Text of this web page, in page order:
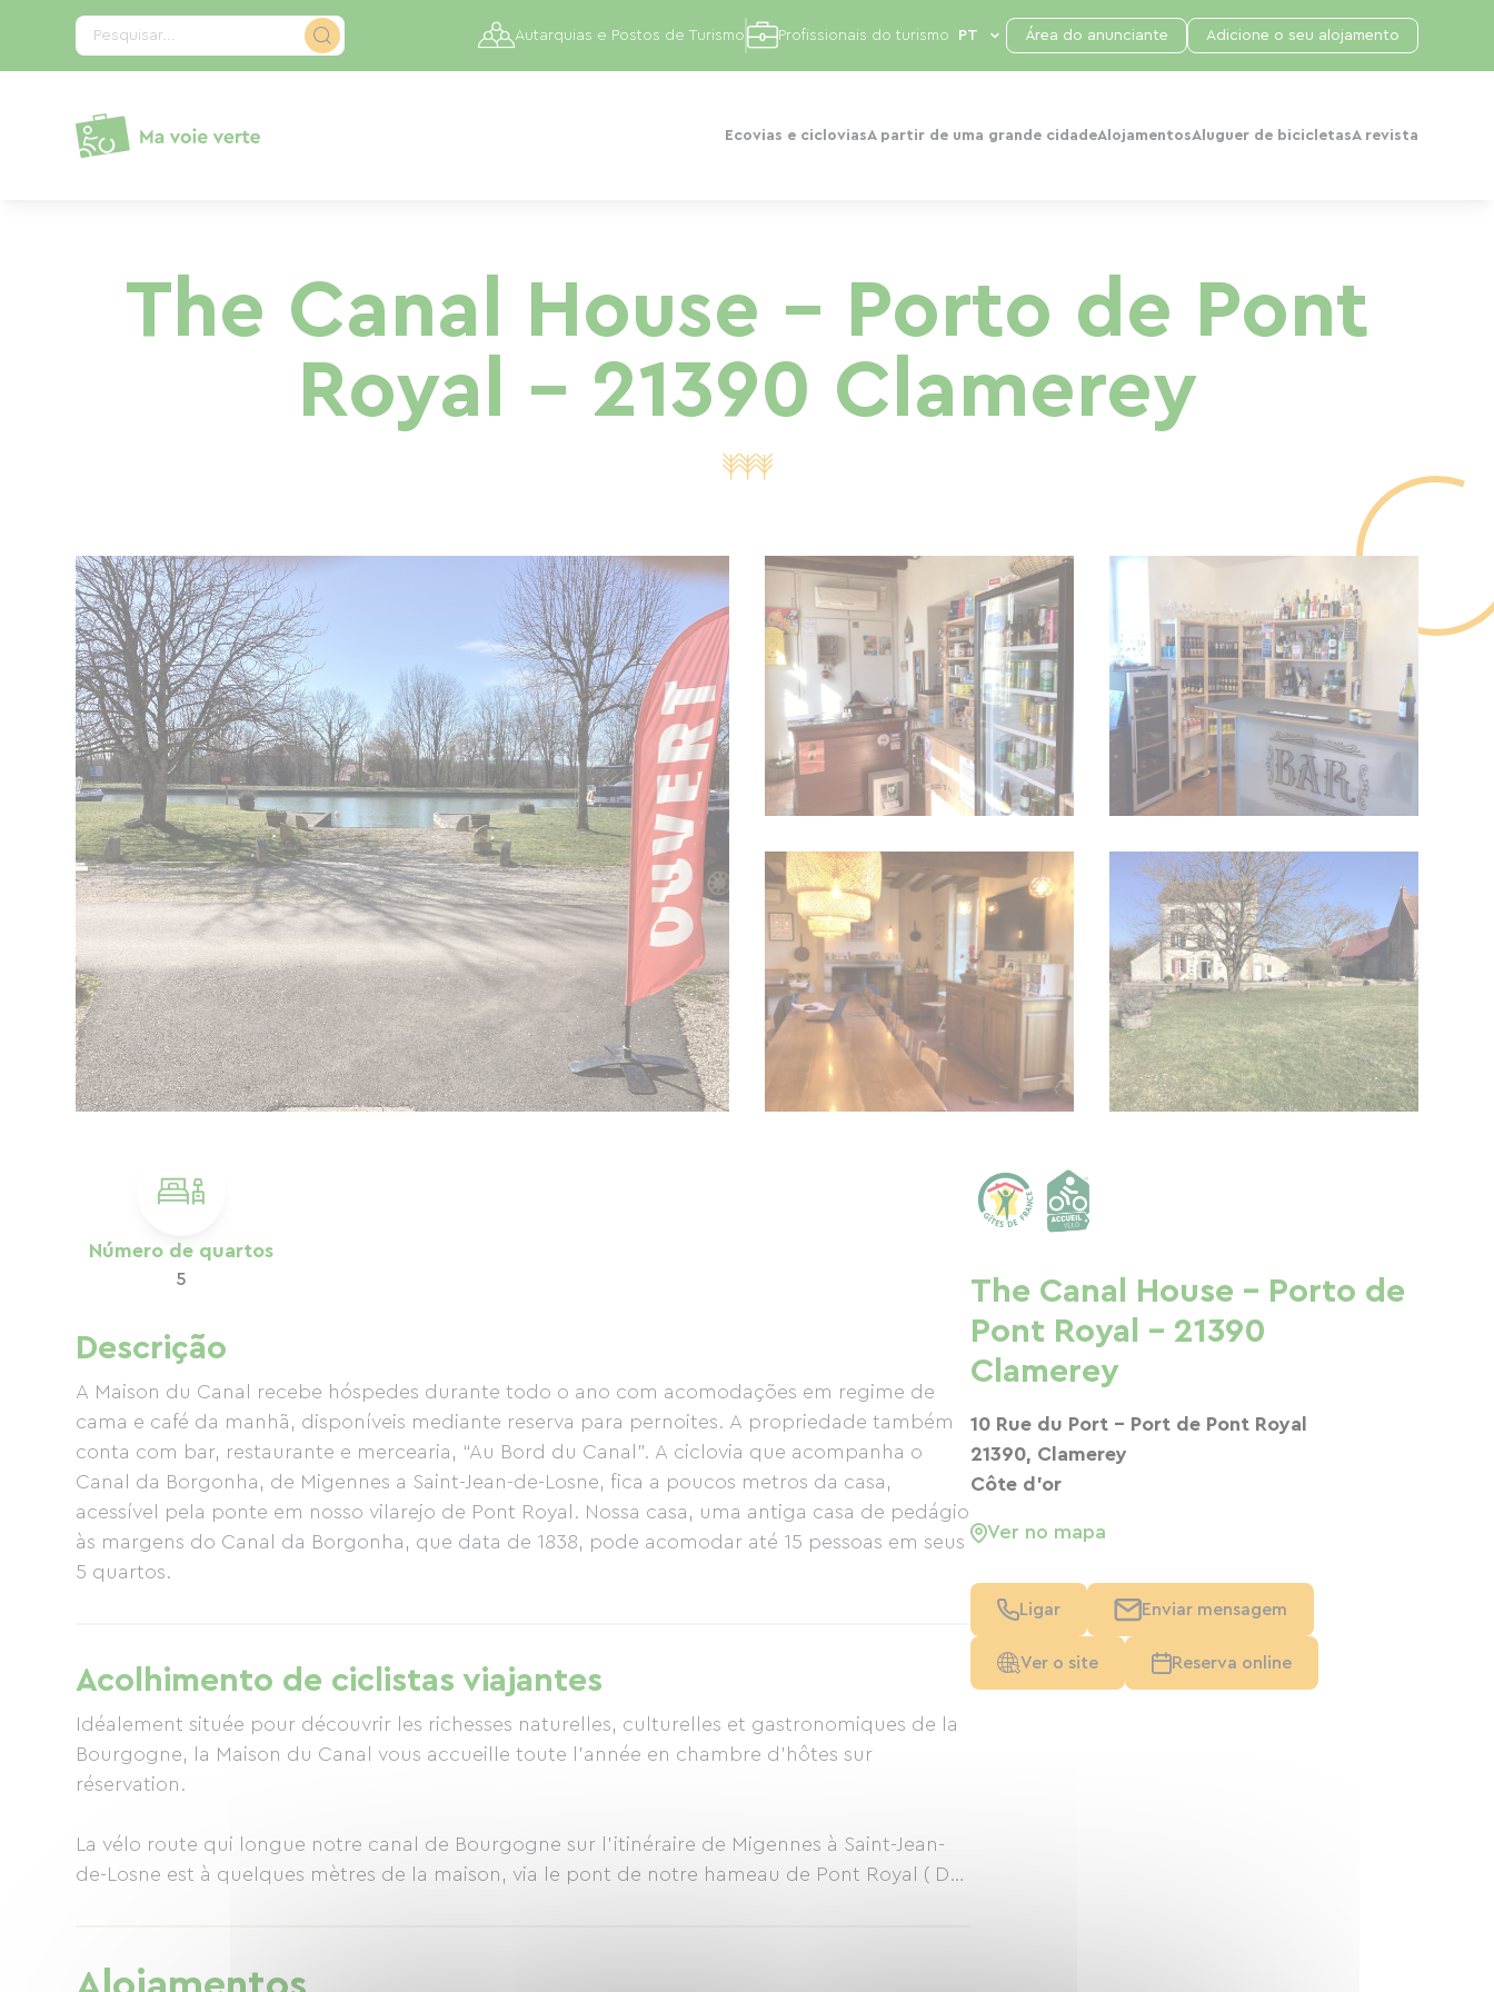
Pesquisar...
Ecovias e cicloviasA partir de uma grande cidadeAlojamentosAluguer de bicicletasA revista
Autarquias e Postos de Turismo Profissionais do turismo Área do anunciante Adicione o seu alojamento
The Canal House - Porto de Pont
Royal - 21390 Clamerey
Número de quartos
5
Descrição
A Maison du Canal recebe hóspedes durante todo o ano com acomodações em regime de
cama e café da manhã, disponíveis mediante reserva para pernoites. A propriedade também
conta com bar, restaurante e mercearia, “Au Bord du Canal”. A ciclovia que acompanha o
Canal da Borgonha, de Migennes a Saint-Jean-de-Losne, fica a poucos metros da casa,
acessível pela ponte em nosso vilarejo de Pont Royal. Nossa casa, uma antiga casa de pedágio
às margens do Canal da Borgonha, que data de 1838, pode acomodar até 15 pessoas em seus
5 quartos.
Acolhimento de ciclistas viajantes
Idéalement située pour découvrir les richesses naturelles, culturelles et gastronomiques de la
Bourgogne, la Maison du Canal vous accueille toute l'année en chambre d'hôtes sur
réservation.
La vélo route qui longue notre canal de Bourgogne sur l'itinéraire de Migennes à Saint-Jean-
de-Losne est à quelques mètres de la maison, via le pont de notre hameau de Pont Royal ( D70
Nous sommes situé sur la commune de Clamerey (21390) dans le département de la Côte
The Canal House - Porto de
Pont Royal - 21390
Clamerey
10 Rue du Port - Port de Pont Royal
21390, Clamerey
Côte d'or
Ver no mapa
Ligar Enviar mensagem
Ver o site Reserva online
Painel de Gerenciamento de Cookies